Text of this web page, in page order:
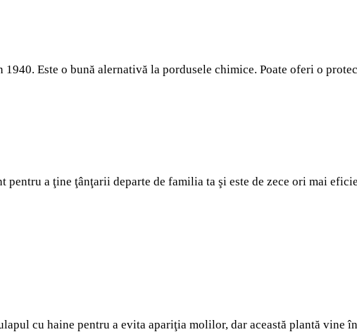
Este o bună alernativă la pordusele chimice. Poate oferi o
a ţine ţânţarii departe de familia ta şi este de zece ori mai
cu haine pentru a evita apariţia molilor, dar această plantă